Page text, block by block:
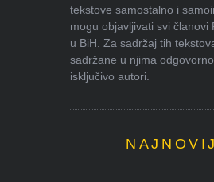
tekstove samostalno i
mogu objavljivati svi članovi
u BiH. Za sadržaj tih
sadržane u njima
isključivo autori.